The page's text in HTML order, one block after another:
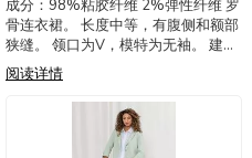
成分：98%粘胶纤维 2%弹性纤维 罗
骨连衣裙。 长度中等，有腹侧和额部
狭缝。 领口为V，模特为无袖。 建模
是松散的。 这件连衣裙是旅行中不能
遗漏的单品之一。 巴西制造。 可选颜
色：黑色、绿色、蓝色 3221518-
阅读详情